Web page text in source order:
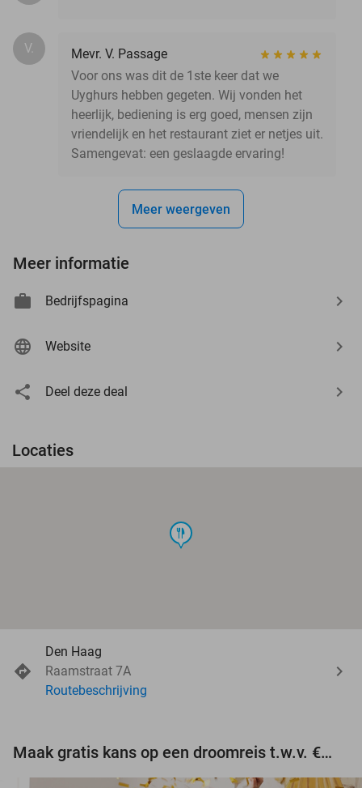
V.
Mevr. V. Passage
Voor ons was dit de 1ste keer dat we
Uyghurs hebben gegeten. Wij vonden het
heerlijk, bediening is erg goed, mensen zijn
vriendelijk en het restaurant ziet er netjes uit.
Samengevat: een geslaagde ervaring!
Meer weergeven
Meer informatie
Bedrijfspagina
Website
Deel deze deal
Locaties
food
Den Haag
Raamstraat 7A
Routebeschrijving
Maak gratis kans op een droomreis t.w.v. €3.000!